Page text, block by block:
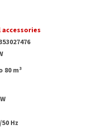
accessories
80 m³
Hz